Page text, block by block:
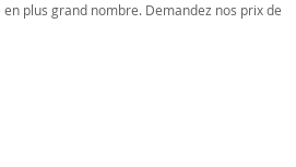
plus grand nombre. Demandez nos prix de